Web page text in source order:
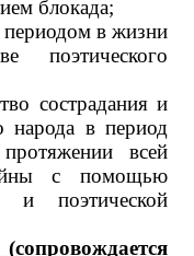
блокада;
в жизни
поэтического
сострадания и
народа в период
всей
с помощью
и поэтической